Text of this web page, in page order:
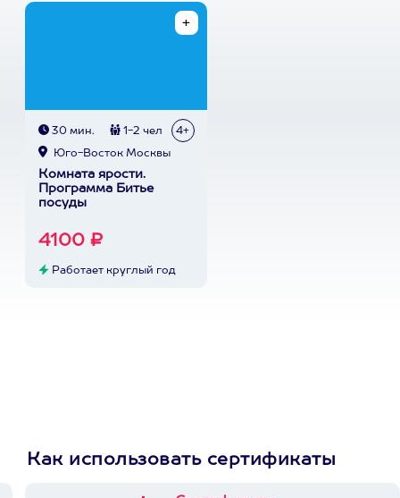
30 мин. 1-2 чел 4+
Юго-Восток Москвы
Комната ярости.
Программа Битье
посуды
4100 ₽
Работает круглый год
Как использовать сертификаты